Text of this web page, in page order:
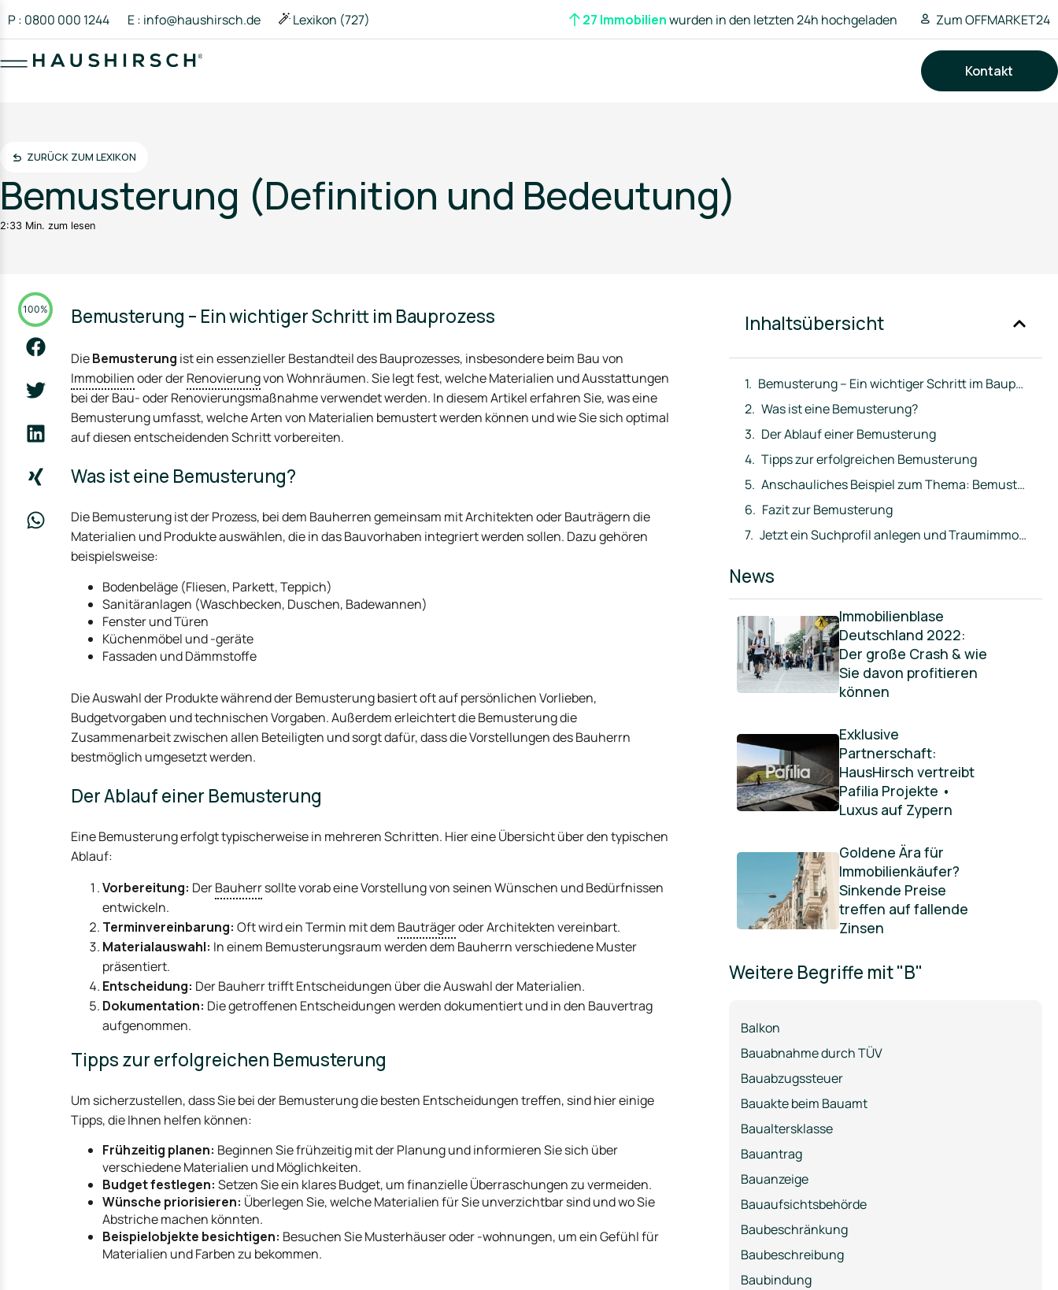
P : 0800 000 1244 E : info@haushirsch.de Lexikon (727) 27 Immobilienwurden in den letzten 24h hochgeladen Zum OFFMARKET24
Kontakt
ZURÜCK ZUM LEXIKON
Bemusterung (Definition und Bedeutung)
2:33 Min. zum lesen
100% Bemusterung – Ein wichtiger Schritt im Bauprozess
DieBemusterung ist ein essenzieller Bestandteil des Bauprozesses, insbesondere beim Bau von
Immobilienoder derRenovierungvon Wohnräumen. Sie legt fest, welche Materialien und Ausstattungen
bei der Bau- oder Renovierungsmaßnahme verwendet werden. In diesem Artikel erfahren Sie, was eine
Bemusterung umfasst, welche Arten von Materialien bemustert werden können und wie Sie sich optimal
auf diesen entscheidenden Schritt vorbereiten.
Was ist eine Bemusterung?
Die Bemusterung ist der Prozess, bei dem Bauherren gemeinsam mit Architekten oder Bauträgern die
Materialien und Produkte auswählen, die in das Bauvorhaben integriert werden sollen. Dazu gehören
beispielsweise:
Bodenbeläge (Fliesen, Parkett, Teppich)
Sanitäranlagen (Waschbecken, Duschen, Badewannen)
Fenster und Türen
Küchenmöbel und -geräte
Fassaden und Dämmstoffe
Die Auswahl der Produkte während der Bemusterung basiert oft auf persönlichen Vorlieben,
Budgetvorgaben und technischen Vorgaben. Außerdem erleichtert die Bemusterung die
Zusammenarbeit zwischen allen Beteiligten und sorgt dafür, dass die Vorstellungen des Bauherrn
bestmöglich umgesetzt werden.
Der Ablauf einer Bemusterung
Eine Bemusterung erfolgt typischerweise in mehreren Schritten. Hier eine Übersicht über den typischen
Ablauf:
Vorbereitung: DerBauherrsollte vorab eine Vorstellung von seinen Wünschen und Bedürfnissen
entwickeln.
Terminvereinbarung: Oft wird ein Termin mit dem Bauträgeroder Architekten vereinbart.
Materialauswahl: In einem Bemusterungsraum werden dem Bauherrn verschiedene Muster
präsentiert.
Entscheidung: Der Bauherr trifft Entscheidungen über die Auswahl der Materialien.
Dokumentation: Die getroffenen Entscheidungen werden dokumentiert und in den Bauvertrag
aufgenommen.
Tipps zur erfolgreichen Bemusterung
Um sicherzustellen, dass Sie bei der Bemusterung die besten Entscheidungen treffen, sind hier einige
Tipps, die Ihnen helfen können:
Frühzeitig planen: Beginnen Sie frühzeitig mit der Planung und informieren Sie sich über
verschiedene Materialien und Möglichkeiten.
Budget festlegen: Setzen Sie ein klares Budget, um finanzielle Überraschungen zu vermeiden.
Wünsche priorisieren: Überlegen Sie, welche Materialien für Sie unverzichtbar sind und wo Sie
Abstriche machen könnten.
Beispielobjekte besichtigen: Besuchen Sie Musterhäuser oder -wohnungen, um ein Gefühl für
Materialien und Farben zu bekommen.
Inhaltsübersicht
Bemusterung – Ein wichtiger Schritt im Bauprozess
Was ist eine Bemusterung?
Der Ablauf einer Bemusterung
Tipps zur erfolgreichen Bemusterung
Anschauliches Beispiel zum Thema: Bemusterung
Fazit zur Bemusterung
Jetzt ein Suchprofil anlegen und Traumimmobilie direkt ins Postfach erhalten
News
Immobilienblase
Deutschland 2022:
Der große Crash & wie
Sie davon profitieren
können
Exklusive
Partnerschaft:
HausHirsch vertreibt
Pafilia Projekte •
Luxus auf Zypern
Goldene Ära für
Immobilienkäufer?
Sinkende Preise
treffen auf fallende
Zinsen
Weitere Begriffe mit "B"
Balkon
Bauabnahme durch TÜV
Bauabzugssteuer
Bauakte beim Bauamt
Baualtersklasse
Bauantrag
Bauanzeige
Bauaufsichtsbehörde
Baubeschränkung
Baubeschreibung
Baubindung